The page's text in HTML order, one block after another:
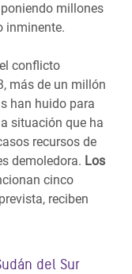
millones
inminente.
conflicto
más de un millón
han huido para
situación que ha
recursos de
demoledora. Los
cinco
reciben
del Sur